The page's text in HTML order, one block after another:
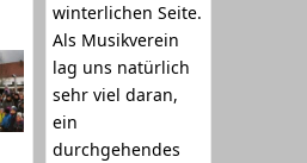
winterlichen Seite.
Als Musikverein
lag uns natürlich
sehr viel daran,
ein
durchgehendes